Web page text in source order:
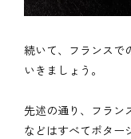
続いて、フランスで
いきましょう。
先述の通り、フラン
などはすべてポター